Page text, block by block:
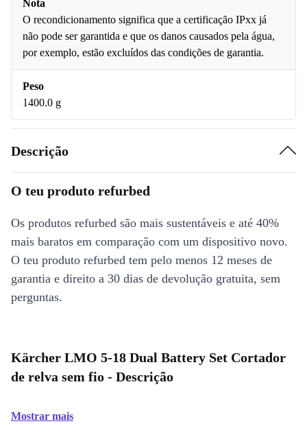
Nota
O recondicionamento significa que a certificação IPxx já
não pode ser garantida e que os danos causados pela água,
por exemplo, estão excluídos das condições de garantia.
Peso
1400.0 g
Descrição
O teu produto refurbed
Os produtos refurbed são mais sustentáveis e até 40%
mais baratos em comparação com um dispositivo novo.
O teu produto refurbed tem pelo menos 12 meses de
garantia e direito a 30 dias de devolução gratuita, sem
perguntas.
Kärcher LMO 5-18 Dual Battery Set Cortador
de relva sem fio - Descrição
Mostrar mais